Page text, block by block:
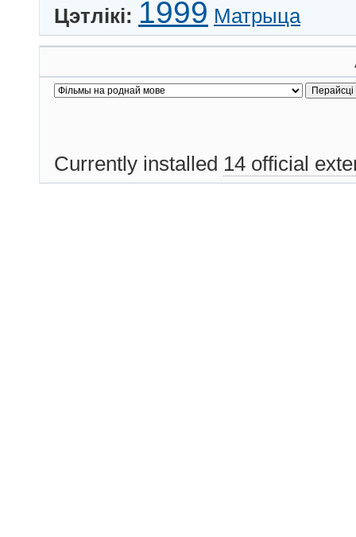
Цэтлікі: 1999 Матрыца
Currently installed 14 official